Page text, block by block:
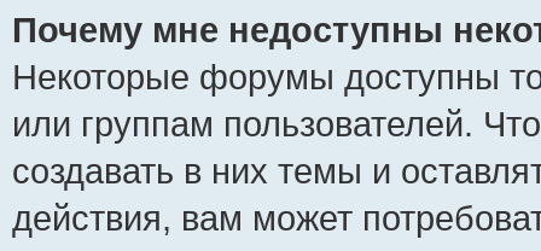
Почему мне недоступны
Некоторые форумы доступны
или группам пользователей.
создавать в них темы и
действия, вам может